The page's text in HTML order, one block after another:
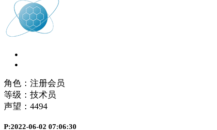
角色：注册会员
等级：技术员
声望： 4494
P:2022-06-02 07:06:30